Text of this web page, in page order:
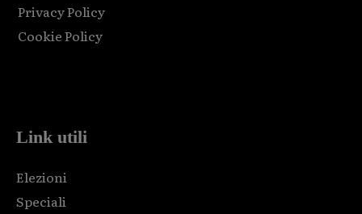
Privacy Policy
Cookie Policy
Link utili
Elezioni
Speciali